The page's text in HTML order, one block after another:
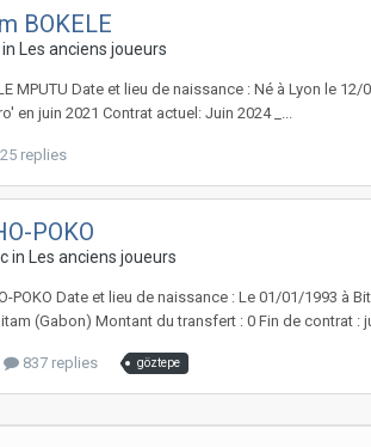
BOKELE
Les anciens joueurs
MPUTU Date et lieu de naissance : Né à Lyon le
en juin 2021 Contrat actuel: Juin 2024 _...
25 replies
POKO
in Les anciens joueurs
POKO Date et lieu de naissance : Le 01/01/1993 à
(Gabon) Montant du transfert : 0 Fin de contrat :
837 replies göztepe